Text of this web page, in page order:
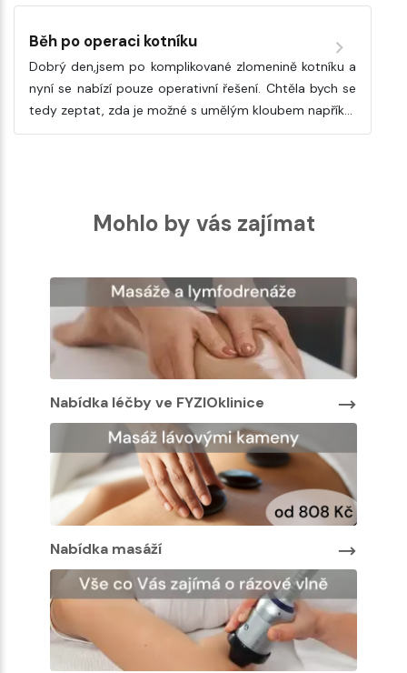
Běh po operaci kotníku
Dobrý den,jsem po komplikované zlomenině kotníku a
nyní se nabízí pouze operativní řešení. Chtěla bych se
tedy zeptat, zda je možné s umělým kloubem napřík…
Mohlo by vás zajímat
ve FYZIOklinice Nabídka léčby ve
masáží Nabídka masáží